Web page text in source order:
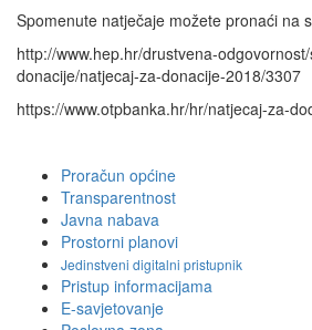
Spomenute natječaje možete pronaći na
http://www.hep.hr/drustvena-
donacije/natjecaj-za-donacije-2018/3307
https://www.otpbanka.hr/hr/natjecaj-za-
Proračun općine
Transparentnost
Javna nabava
Prostorni planovi
Jedinstveni digitalni pristupnik
Pristup informacijama
E-savjetovanje